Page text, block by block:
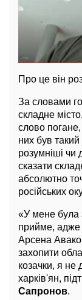
Про це він
За словами
складне
слово погане,
них був такий
розумніші чи
сказати
абсолютно
російських
«У мене була
прийме, адже
Арсена
захопити
козачки, я не
харків'ян,
Сапронов.